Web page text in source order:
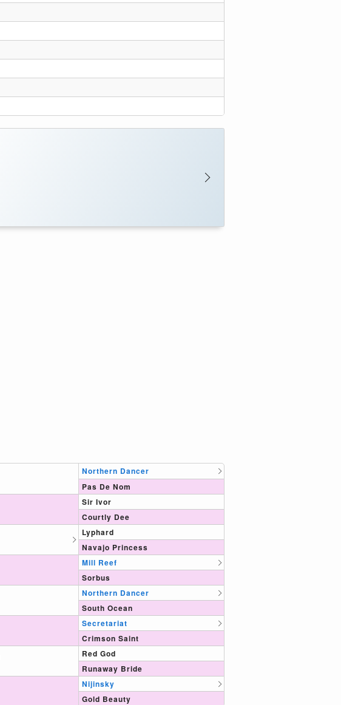
Northern Dancer
Pas De Nom
Sir Ivor
Courtly Dee
Lyphard
Navajo Princess
Mill Reef
Sorbus
Northern Dancer
South Ocean
Secretariat
Crimson Saint
Red God
Runaway Bride
Nijinsky
Gold Beauty